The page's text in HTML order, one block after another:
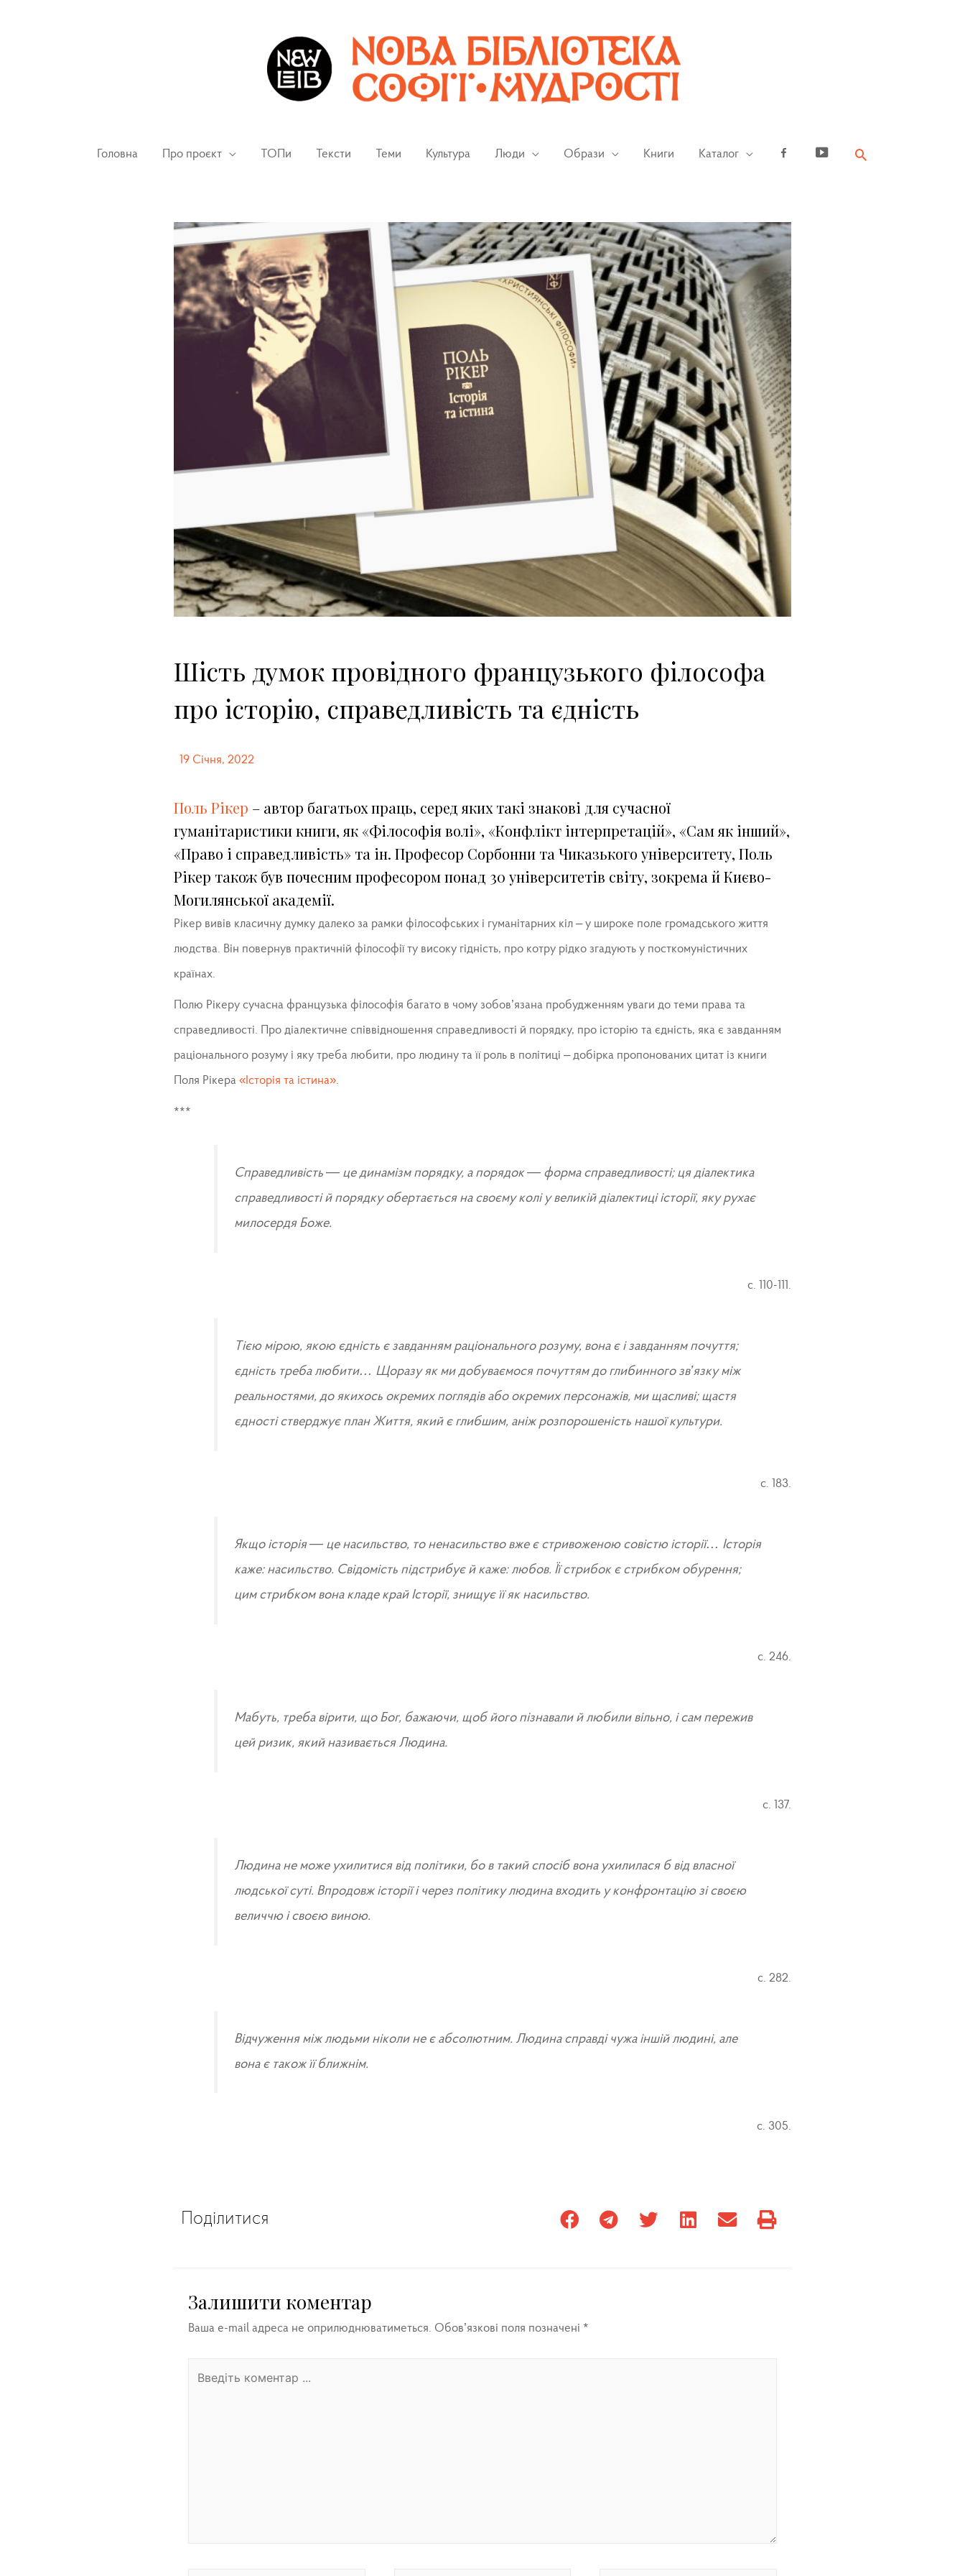
Головна Про проєкт ТОПи Тексти Теми Культура Люди Образи Книги
Каталог
Шість думок провідного французького філософа
про історію, справедливість та єдність
19 Січня, 2022
Поль Рікер – автор багатьох праць, серед яких такі знакові для сучасної
гуманітаристики книги, як «Філософія волі», «Конфлікт інтерпретацій», «Сам як інший»,
«Право і справедливість» та ін. Професор Сорбонни та Чиказького університету, Поль
Рікер також був почесним професором понад 30 університетів світу, зокрема й Києво-
Могилянської академії.
Рікер вивів класичну думку далеко за рамки філософських і гуманітарних кіл – у широке поле громадського життя
людства. Він повернув практичній філософії ту високу гідність, про котру рідко згадують у посткомуністичних
країнах.
Полю Рікеру сучасна французька філософія багато в чому зобов’язана пробудженням уваги до теми права та
справедливості. Про діалектичне співвідношення справедливості й порядку, про історію та єдність, яка є завданням
раціонального розуму і яку треба любити, про людину та її роль в політиці – добірка пропонованих цитат із книги
Поля Рікера «Історія та істина».
***
Справедливість — це динамізм порядку, а порядок — форма справедливості; ця діалектика
справедливості й порядку обертається на своєму колі у великій діалектиці історії, яку рухає
милосердя Боже.
с. 110-111.
Тією мірою, якою єдність є завданням раціонального розуму, вона є і завданням почуття;
єдність треба любити… Щоразу як ми добуваємося почуттям до глибинного зв’язку між
реальностями, до якихось окремих поглядів або окремих персонажів, ми щасливі; щастя
єдності стверджує план Життя, який є глибшим, аніж розпорошеність нашої культури.
с. 183.
Якщо історія — це насильство, то ненасильство вже є стривоженою совістю історії… Історія
каже: насильство. Свідомість підстрибує й каже: любов. Її стрибок є стрибком обурення;
цим стрибком вона кладе край Історії, знищує її як насильство.
с. 246.
Мабуть, треба вірити, що Бог, бажаючи, щоб його пізнавали й любили вільно, і сам пережив
цей ризик, який називається Людина.
с. 137.
Людина не може ухилитися від політики, бо в такий спосіб вона ухилилася б від власної
людської суті. Впродовж історії і через політику людина входить у конфронтацію зі своєю
величчю і своєю виною.
с. 282.
Відчуження між людьми ніколи не є абсолютним. Людина справді чужа іншій людині, але
вона є також її ближнім.
с. 305.
Поділитися
Залишити коментар
Ваша e-mail адреса не оприлюднюватиметься. Обов’язкові поля позначені *